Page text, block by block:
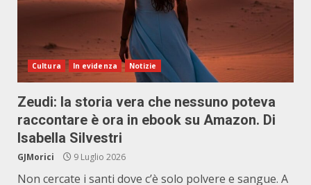
Cultura In evidenza Notizie
Zeudi: la storia vera che nessuno poteva
raccontare è ora in ebook su Amazon. Di
Isabella Silvestri
GJMorici 9 Luglio 2026
Non cercate i santi dove c’è solo polvere e sangue. A